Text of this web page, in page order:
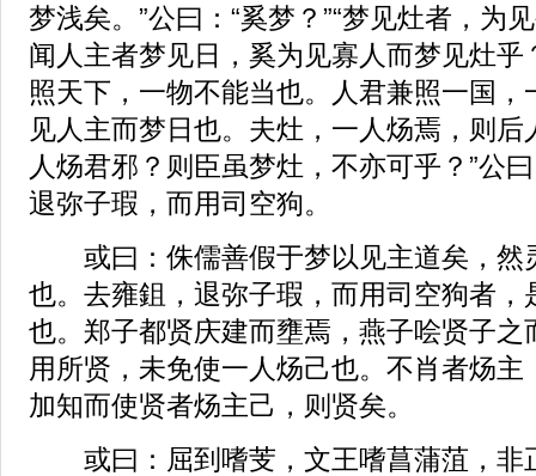
梦浅矣。”公曰：“奚梦？”“梦见灶者，为
闻人主者梦见日，奚为见寡人而梦见灶乎
照天下，一物不能当也。人君兼照一国，
见人主而梦日也。夫灶，一人炀焉，则后
人炀君邪？则臣虽梦灶，不亦可乎？”公
退弥子瑕，而用司空狗。
或曰：侏儒善假于梦以见主道矣，然
也。去雍鉏，退弥子瑕，而用司空狗者，
也。郑子都贤庆建而壅焉，燕子哙贤子之
用所贤，未免使一人炀己也。不肖者炀主
加知而使贤者炀主己，则贤矣。
或曰：屈到嗜芰，文王嗜菖蒲菹，非